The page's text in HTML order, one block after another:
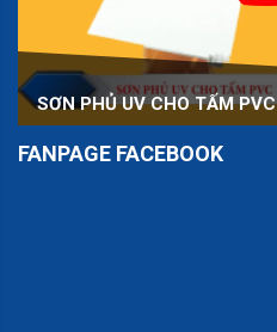
SƠN PHỦ UV CHO TẤM PVC
FANPAGE FACEBOOK